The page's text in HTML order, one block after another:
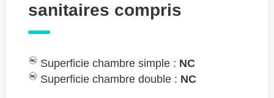
sanitaires compris
Superficie chambre simple : NC
Superficie chambre double : NC